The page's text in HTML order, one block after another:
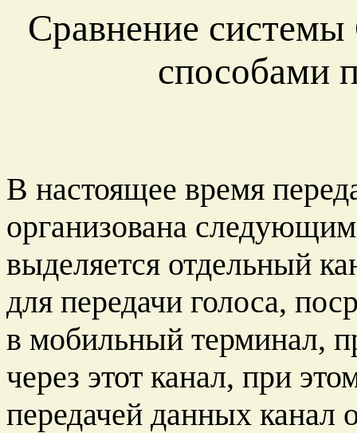
Сравнение
способами
В настоящее время
организована
выделяется отдельный
для передачи голоса,
в мобильный терминал,
через этот канал, при
передачей данных канал